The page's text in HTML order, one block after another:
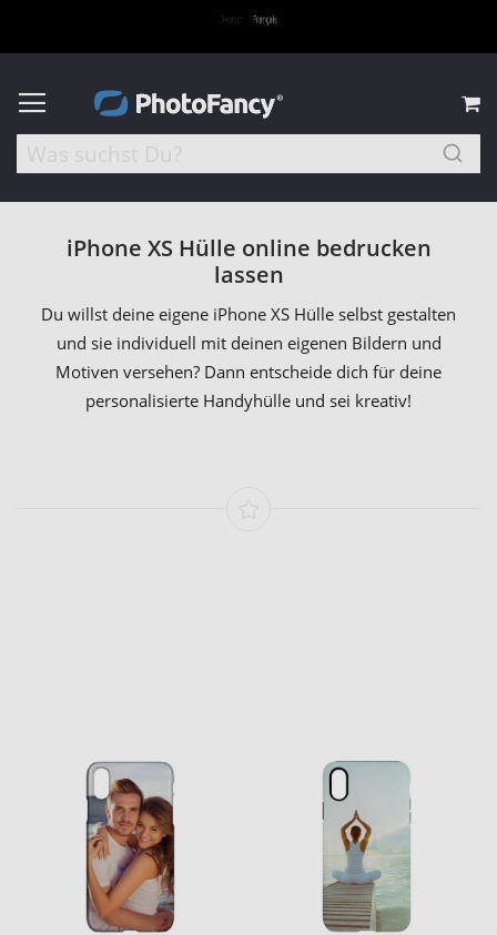
iPhone XS Hülle online bedrucken
lassen
Du willst deine eigene iPhone XS Hülle selbst gestalten
und sie individuell mit deinen eigenen Bildern und
Motiven versehen? Dann entscheide dich für deine
personalisierte Handyhülle und sei kreativ!